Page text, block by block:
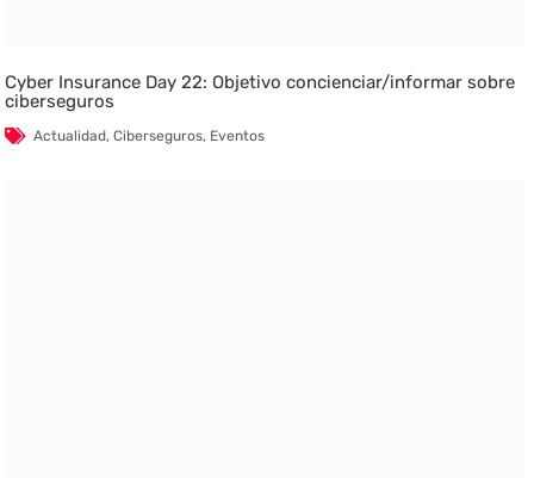
Cyber Insurance Day 22: Objetivo concienciar/informar sobre
ciberseguros
Actualidad,Ciberseguros, Eventos